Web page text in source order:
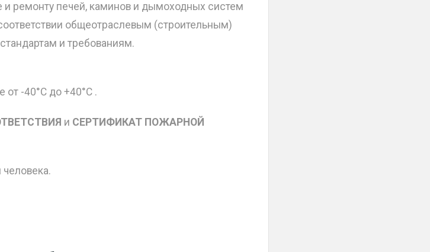
и ремонту печей, каминов и дымоходных систем
общеотраслевым (строительным)
и требованиям.
от -40°С до +40°С .
и СЕРТИФИКАТ ПОЖАРНОЙ